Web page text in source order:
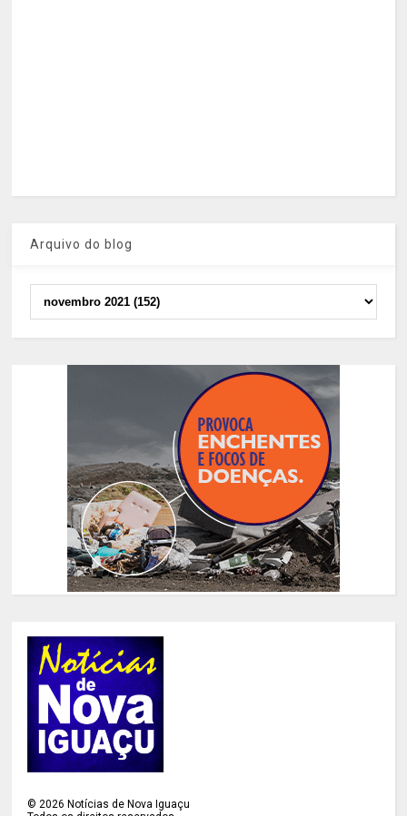
Arquivo do blog
©2026 Notícias de Nova Iguaçu